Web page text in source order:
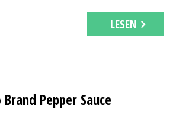
LESEN
Brand Pepper Sauce